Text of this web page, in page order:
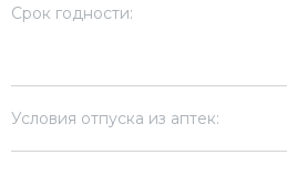
Срок годности:
Условия отпуска из аптек: